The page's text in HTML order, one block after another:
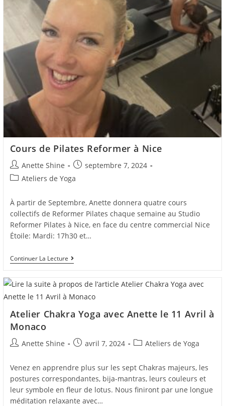
Cours de Pilates Reformer à Nice
Auteur/autrice
de
Anette Shine
Post
published:
septembre 7, 2024
PostAteliers de Yoga
À partir de Septembre, Anette donnera quatre cours
collectifs de Reformer Pilates chaque semaine au Studio
Reformer Pilates à Nice, en face du centre commercial Nice
Étoile: Mardi: 17h30 et…
Continuer La LectureCours
De
Reformer
À
Nice
Atelier Chakra Yoga avec Anette le 11 Avril à
Monaco
Auteur/autrice
la
publication :
Anette Shine
Postavril 7, 2024
PostAteliers de Yoga
Venez en apprendre plus sur les sept Chakras majeurs, les
postures correspondantes, bija-mantras, leurs couleurs et
leur symbole en fleur de lotus. Nous finiront par une longue
méditation relaxante avec…